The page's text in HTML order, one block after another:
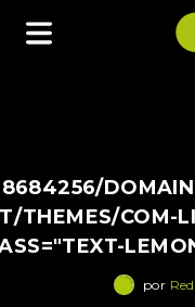
THEMES/COM-
por